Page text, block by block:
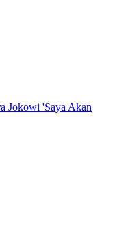
Jokowi 'Saya Akan